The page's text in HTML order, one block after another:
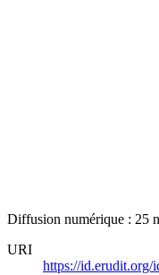
Diffusion numérique : 25
URI
https://id.erudit.org/